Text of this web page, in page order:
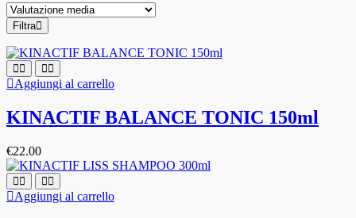
Filtra
Aggiungi al carrello
KINACTIF BALANCE TONIC 150ml
€22.00
Aggiungi al carrello